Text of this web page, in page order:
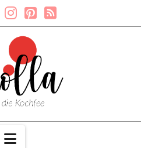
Navigation